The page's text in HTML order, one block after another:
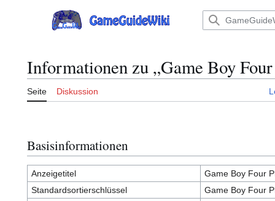
Hauptmenü
Informationen zu „Game Boy
Seite Diskussion
Basisinformationen
Anzeigetitel
Game Boy Four
Standardsortierschlüssel
Game Boy Four